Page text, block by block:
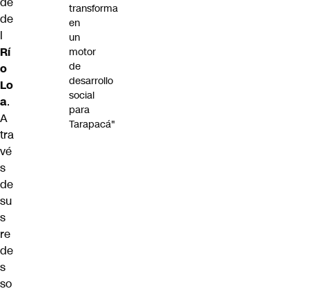
de
l
Rí
o
Lo
a.
A
tra
vé
s
de
su
s
re
de
s
so
transforma
en
un
motor
de
desarrollo
social
para
Tarapacá"